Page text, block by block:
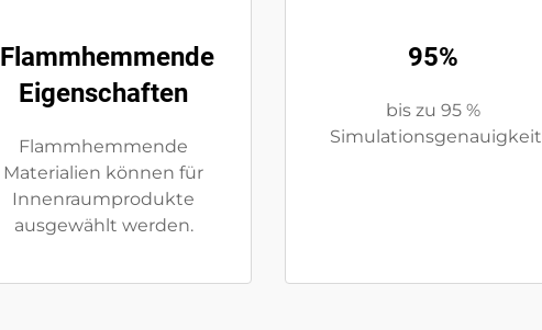
Flammhemmende
Eigenschaften
Flammhemmende
Materialien können für
Innenraumprodukte
ausgewählt werden.
95%
bis zu 95 %
Simulationsgenauigkeit